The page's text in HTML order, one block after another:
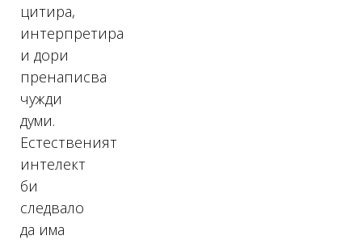
цитира,
интерпретира
и дори
пренаписва
чужди
думи.
Естественият
интелект
би
следвало
да има